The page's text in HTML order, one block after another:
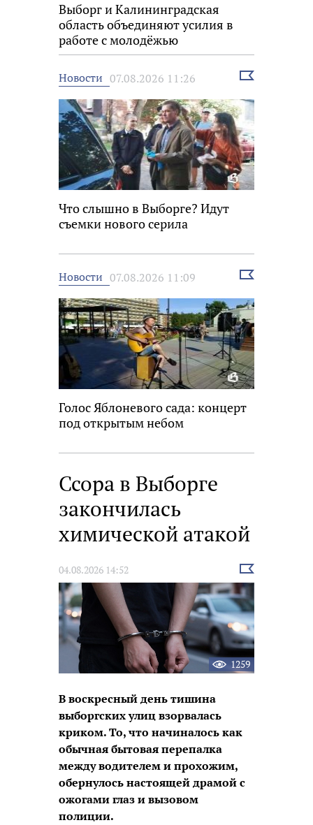
Выборг и Калининградская
область объединяют усилия в
работе с молодёжью
Новости 07.08.2026 11:26
Выбрать
Что слышно в Выборге? Идут
съемки нового серила
Новости 07.08.2026 11:09
Выбрать
Голос Яблоневого сада: концерт
под открытым небом
Ссора в Выборге
закончилась
химической атакой
04.08.2026 14:52
Выбрать
новость
1259
В воскресный день тишина
выборгских улиц взорвалась
криком. То, что начиналось как
обычная бытовая перепалка
между водителем и прохожим,
обернулось настоящей драмой с
ожогами глаз и вызовом
полиции.